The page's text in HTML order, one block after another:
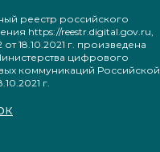
реестр российского
https://reestr.digital.gov.ru,
18.10.2021 г. произведена
цифрового
коммуникаций Российской
г.